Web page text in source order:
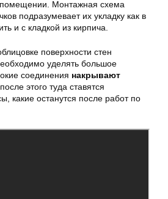
Монтажная схема
подразумевает их укладку как в
и с кладкой из кирпича.
поверхности стен
уделять большое
соединения накрывают
этого туда ставятся
какие останутся после работ по